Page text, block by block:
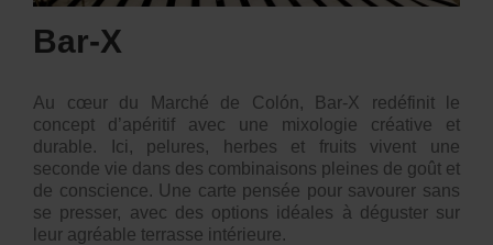
Bar-X
Au cœur du Marché de Colón, Bar-X redéfinit le
concept d’apéritif avec une mixologie créative et
durable. Ici, pelures, herbes et fruits vivent une
seconde vie dans des combinaisons pleines de goût et
de conscience. Une carte pensée pour savourer sans
se presser, avec des options idéales à déguster sur
leur agréable terrasse intérieure.